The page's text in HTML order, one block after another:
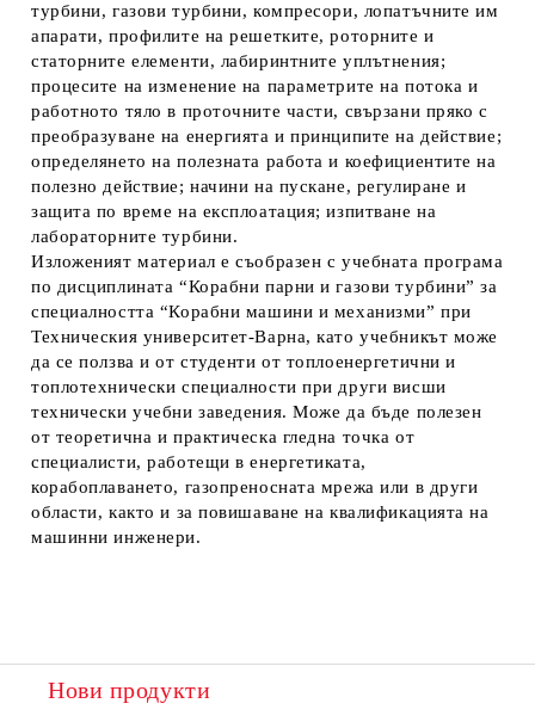
турбини, газови турбини, компресори, лопатъчните им
апарати, профилите на решетките, роторните и
статорните елементи, лабиринтните уплътнения;
процесите на изменение на параметрите на потока и
работното тяло в проточните части, свързани пряко с
преобразуване на енергията и принципите на действие;
определянето на полезната работа и коефициентите на
полезно действие; начини на пускане, регулиране и
защита по време на експлоатация; изпитване на
лабораторните турбини.
Изложеният материал е съобразен с учебната програма
по дисциплината “Корабни парни и газови турбини” за
специалността “Корабни машини и механизми” при
Техническия университет-Варна, като учебникът може
да се ползва и от студенти от топлоенергетични и
топлотехнически специалности при други висши
технически учебни заведения. Може да бъде полезен
от теоретична и практическа гледна точка от
специалисти, работещи в енергетиката,
корабоплаването, газопреносната мрежа или в други
области, както и за повишаване на квалификацията на
машинни инженери.
Нови продукти